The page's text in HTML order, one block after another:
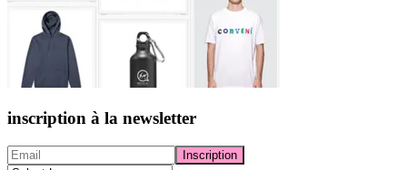
inscription à la newsletter